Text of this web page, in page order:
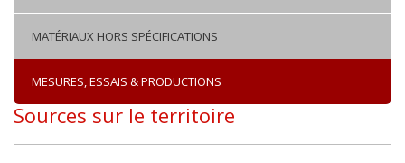
MATÉRIAUX HORS SPÉCIFICATIONS
MESURES, ESSAIS & PRODUCTIONS
Sources sur le territoire